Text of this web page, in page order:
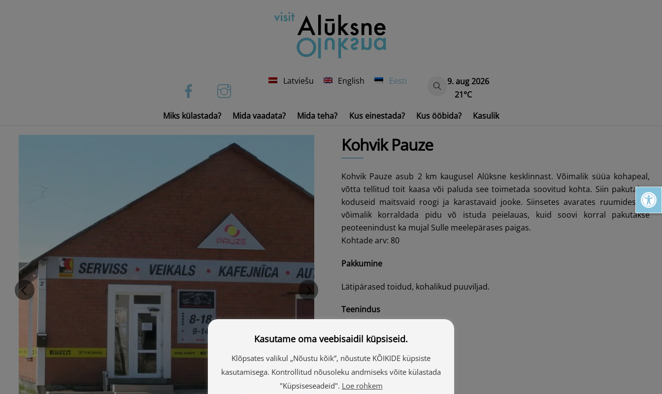
Open toolbar
Latviešu English Eesti
9. aug 2026
21°C
Miks külastada? Mida vaadata? Mida teha? Kus einestada? Kus ööbida? Kasulik
Kohvik Pauze
Kohvik Pauze asub 2 km kaugusel Alūksne kesklinnast. Võimalik süüa kohapeal,
võtta tellitud toit kaasa või paluda see toimetada soovitud kohta. Siin pakutakse
koduseid maitsvaid roogi ja karastavaid jooke. Siinsetes avarates ruumides on
võimalik korraldada pidu võ istuda peielauas, kuid soovi korral pakutakse
peoteenindust ka mujal Sulle meelepärases paigas.
Kohtade arv: 80
Pakkumine
Lätipärased toidud, kohalikud puuviljad.
Teenindus
Kontaktid
Kasutame oma veebisaidil küpsiseid.
Klõpsates valikul „Nõustu kõik”, nõustute KÕIKIDE küpsiste
kasutamisega. Kontrollitud nõusoleku andmiseks võite külastada
"Küpsiseseadeid". Loe rohkem